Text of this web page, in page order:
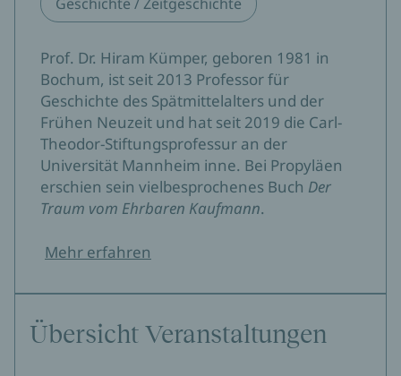
Prof. Dr. Hiram Kümper, geboren 1981 in
Bochum, ist seit 2013 Professor für
Geschichte des Spätmittelalters und der
Frühen Neuzeit und hat seit 2019 die Carl-
Theodor-Stiftungsprofessur an der
Universität Mannheim inne. Bei Propyläen
erschien sein vielbesprochenes Buch Der
Traum vom Ehrbaren Kaufmann.
Mehr erfahren
Übersicht Veranstaltungen